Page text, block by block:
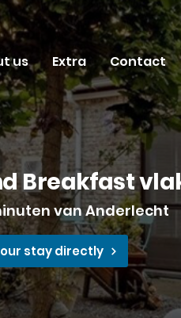
us Extra Contact
Breakfast
van Anderlecht
stay directly